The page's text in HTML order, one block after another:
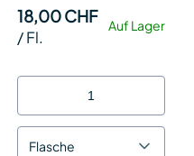
75cl Kt 6
Auf Lager
18,00 CHF
/Fl.
Flasche